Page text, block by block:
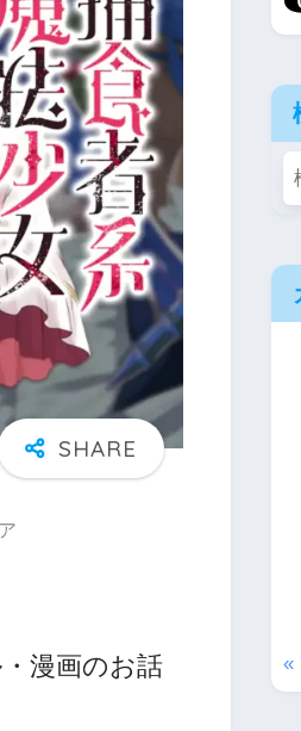
漫画のお話
«